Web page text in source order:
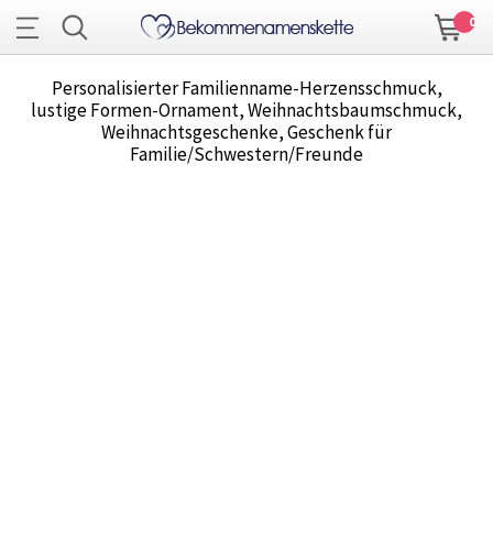
0
Personalisierter Familienname-Herzensschmuck,
lustige Formen-Ornament, Weihnachtsbaumschmuck,
Weihnachtsgeschenke, Geschenk für
Familie/Schwestern/Freunde